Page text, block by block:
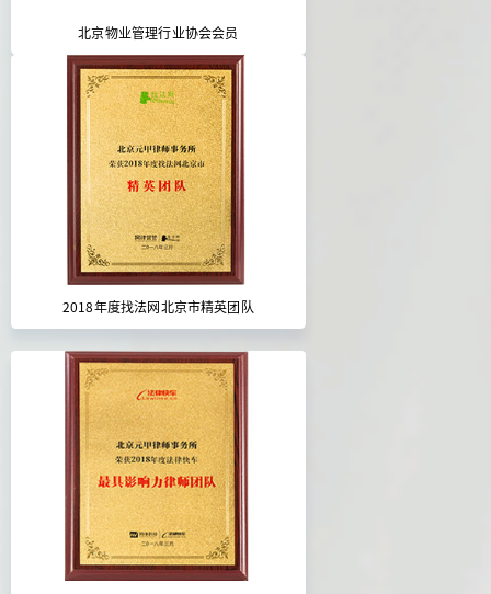
北京物业管理行业协会会员
2018年度找法网北京市精英团队